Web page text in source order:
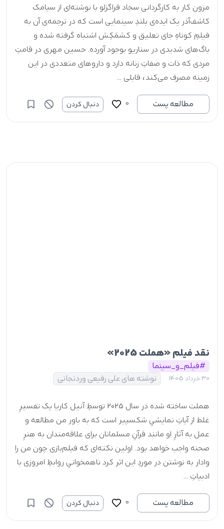
مزون کار به کارگردانی سجاد قراگزلو با نوشته‌ای از سیامک
کاشف‌آذر یک ایده‌ی بلندِ سینمایی است که در ترجمه‌ی آن به
فیلمِ کوتاهِ جای تعلیق و کشمَکِش اشتباه گرفته شده و
باگ‌های شدیدی در سناریو بوجود آورده. حسین مهری در قامتِ
مردی که ذات و صفاتِ زنانه دارد و داروهای متعددی در این
زمینه مصرف می‌کند، قابلی ...
مطالعه پست
0 دنبال کردن
نقد فیلم «هملت 2025»
#فیلم_و_سینما
30 خرداد 1405 نوشته های علی رفیعی وردنجانی
هملت ساخته شده در سال 2025 توسطِ آنیل کاریا یک تفسیرِ
غلط از آیاتِ نمایشیِ شکسپیر است که به باور من مطالعه و
عمل به آثارِ او مانند قرآنِ مسلمانان برای علاقه‌مندان به هنرِ
صحنه واجب خواهد بود. اولین نکته‌ای که فیلم‌بازی چون من را
وادار به نوشتن در موردِ این اثر کرد ناهمخوانیِ روابطِ امروزی با
ادبیاتِ ...
مطالعه پست
0 دنبال کردن